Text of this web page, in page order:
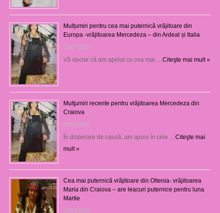
Mulțumiri pentru cea mai puternică vrăjitoare din
Europa -vrăjitoarea Mercedeza – din Ardeal și Italia
23/07/2026
Vă declar că am apelat cu cea mai … Citeşte mai mult »
Mulţumiri recente pentru vrăjitoarea Mercedeza din
Craiova
22/07/2026
În disperare de cauză, am ajuns în cele … Citeşte mai
mult »
Cea mai puternică vrăjitoare din Oltenia- vrăjitoarea
Maria din Craiova – are leacuri puternice pentru luna
Martie
25/03/2026